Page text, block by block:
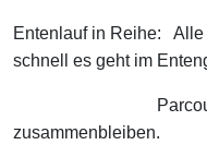
Entenlauf in Reihe: Alle
schnell es geht im
Parcours
zusammenbleiben.